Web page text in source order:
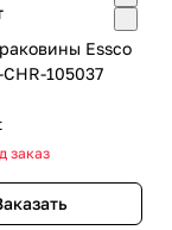
Essco
105037
заказ